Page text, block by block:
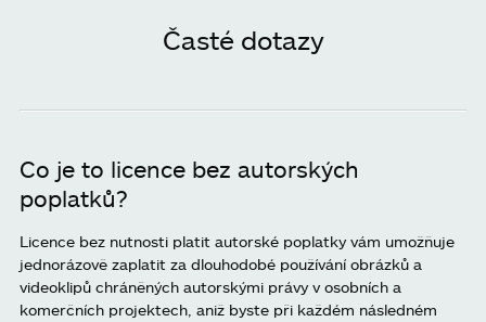
Časté dotazy
Co je to licence bez autorských
poplatků?
Licence bez nutnosti platit autorské poplatky vám umožňuje
jednorázově zaplatit za dlouhodobé používání obrázků a
videoklipů chráněných autorskými právy v osobních a
komerčních projektech, aniž byste při každém následném